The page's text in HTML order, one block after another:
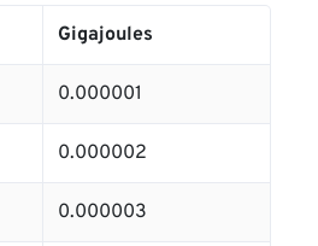
Gigajoules
0.000001
0.000002
0.000003